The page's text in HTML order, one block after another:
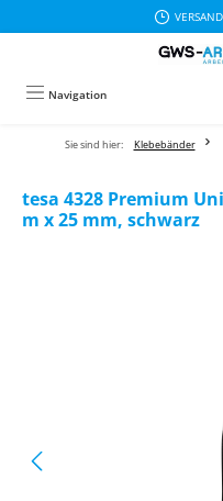
Navigation
Sie sind hier: Klebebänder
tesa 4328 Premium
m x 25 mm, schwarz